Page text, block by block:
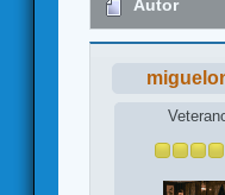
Autor